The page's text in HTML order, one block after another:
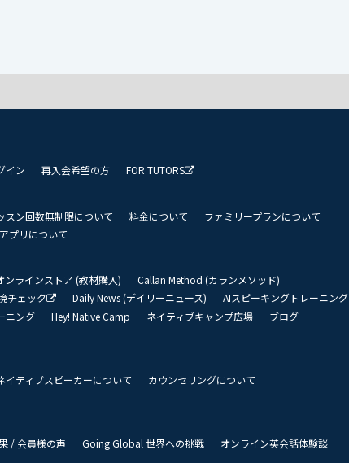
イン 再入会希望の方 FOR TUTORS
スン回数無制限について 料金について
ファミリープランについて
プリについて
ンラインストア (教材購入)
Callan Method (カランメソッド)
チェック Daily News (デイリーニュース)
AIスピーキングトレーニング
ニング Hey! Native Camp ネイティブキャンプ広場
ブログ
イティブスピーカーについて
カウンセリングについて
/ 会員様の声 Going Global 世界への挑戦
オンライン英会話体験談